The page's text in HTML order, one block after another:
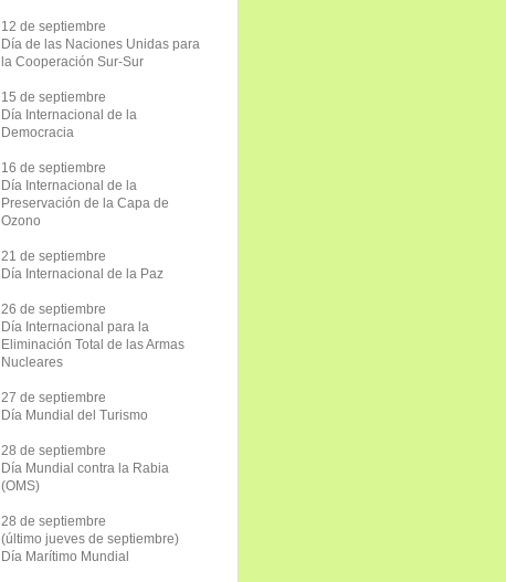
12 de septiembre
Día de las Naciones Unidas para
la Cooperación Sur-Sur
15 de septiembre
Día Internacional de la
Democracia
16 de septiembre
Día Internacional de la
Preservación de la Capa de
Ozono
21 de septiembre
Día Internacional de la Paz
26 de septiembre
Día Internacional para la
Eliminación Total de las Armas
Nucleares
27 de septiembre
Día Mundial del Turismo
28 de septiembre
Día Mundial contra la Rabia
(OMS)
28 de septiembre
(último jueves de septiembre)
Día Marítimo Mundial